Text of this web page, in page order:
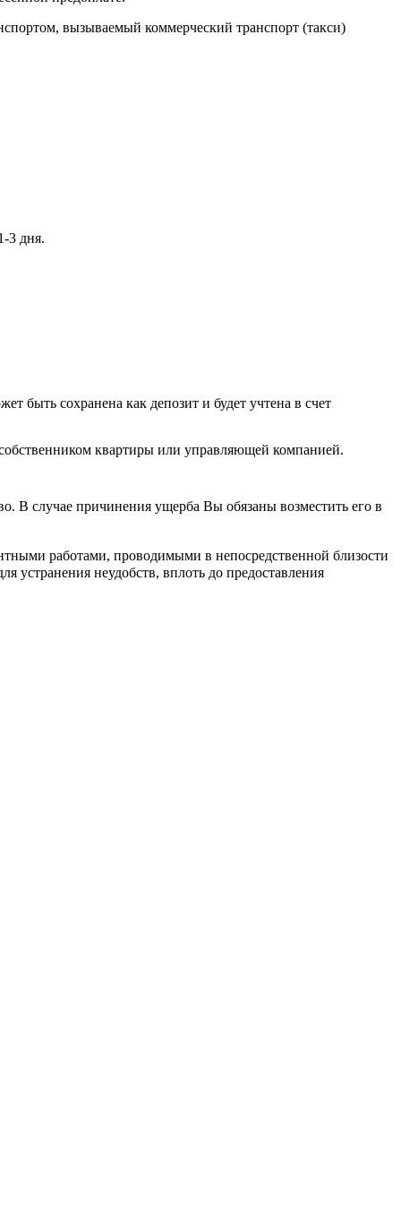
вызываемый коммерческий транспорт (такси)
3 дня.
быть сохранена как депозит и будет учтена в счет
квартиры или управляющей компанией.
В случае причинения ущерба Вы обязаны возместить его в
работами, проводимыми в непосредственной близости
неудобств, вплоть до предоставления